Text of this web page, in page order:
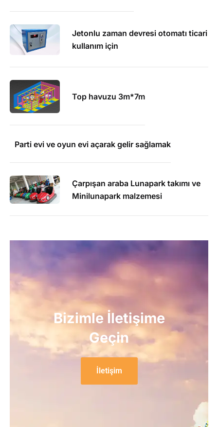
Jetonlu zaman devresi otomatı ticari
kullanım için
Top havuzu 3m*7m
Parti evi ve oyun evi açarak gelir sağlamak
Çarpışan araba Lunapark takımı ve
Minilunapark malzemesi
Bizimle İletişime
Geçin
İletişim